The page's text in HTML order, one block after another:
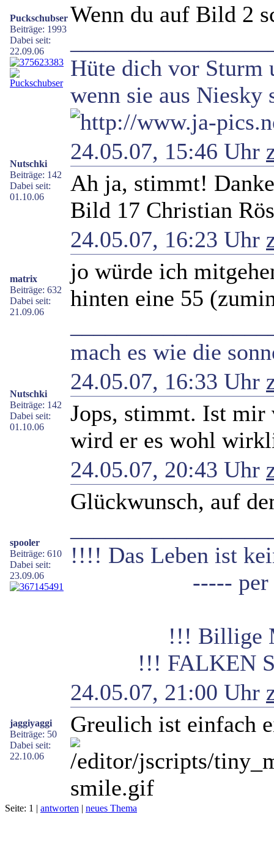
Puckschubser
Beiträge: 1993
Dabei seit:
22.09.06
Wenn du auf Bild 2
Hüte dich vor Sturm
wenn sie aus Niesky
Nutschki
Beiträge: 142
Dabei seit:
01.10.06
24.05.07, 15:46 Uhr
Ah ja, stimmt!
Bild 17 Christian
matrix
Beiträge: 632
Dabei seit:
21.09.06
24.05.07, 16:23 Uhr
jo würde ich
hinten eine 55
mach es wie die
Nutschki
Beiträge: 142
Dabei seit:
01.10.06
24.05.07, 16:33 Uhr
Jops, stimmt. Ist mir
wird er es wohl
spooler
Beiträge: 610
Dabei seit:
23.09.06
24.05.07, 20:43 Uhr
Glückwunsch, auf
!!!! Das Leben ist
----- per
!!! Billige M &
!!! FALKEN
jaggiyaggi
Beiträge: 50
Dabei seit:
22.10.06
24.05.07, 21:00 Uhr
Greulich ist einfach
Seite: 1 | antworten | neues Thema